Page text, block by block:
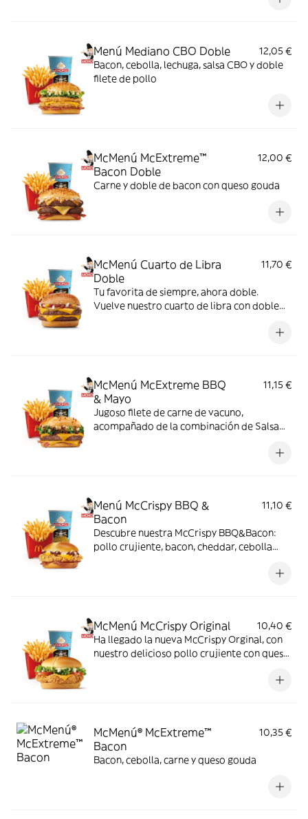
Menú Mediano CBO Doble
12,05 €
Bacon, cebolla, lechuga, salsa CBO y doble
filete de pollo
McMenú McExtreme™
Bacon Doble
12,00 €
Carne y doble de bacon con queso gouda
McMenú Cuarto de Libra
Doble
11,70 €
Tu favorita de siempre, ahora doble.
Vuelve nuestro cuarto de libra con doble
cheddar, pepinillo, cebolla en tiras, kétchup
McMenú McExtreme BBQ
& Mayo
11,15 €
Jugoso filete de carne de vacuno,
acompañado de la combinación de Salsa
doble de cheddar, lechuga fresca y tiras de
Menú McCrispy BBQ &
Bacon
11,10 €
Descubre nuestra McCrispy BBQ&Bacon:
pollo crujiente, bacon, cheddar, cebolla
harina de trigo con copos de patata. ¡Sabor
McMenú McCrispy Original
10,40 €
Ha llegado la nueva McCrispy Orginal, con
nuestro delicioso pollo crujiente con queso
original, crujiente lechuga y tomate fresco.
McMenú® McExtreme™
Bacon
10,35 €
Bacon, cebolla, carne y queso gouda